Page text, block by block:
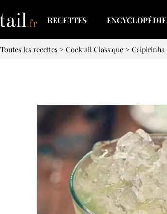
RECETTES ENCYCLOPÉDIE
Toutes les recettes > Cocktail Classique > Caipirinha